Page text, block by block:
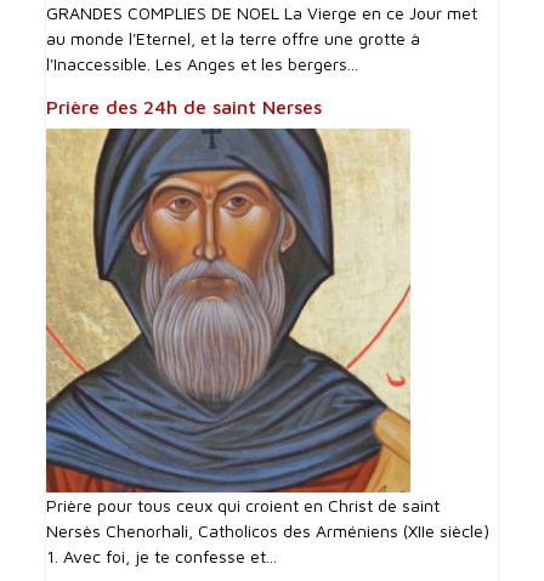
GRANDES COMPLIES DE NOEL La Vierge en ce Jour met
au monde l'Eternel, et la terre offre une grotte à
l'Inaccessible. Les Anges et les bergers...
Prière des 24h de saint Nerses
Prière pour tous ceux qui croient en Christ de saint
Nersès Chenorhali, Catholicos des Arméniens (XIIe siècle)
1. Avec foi, je te confesse et...